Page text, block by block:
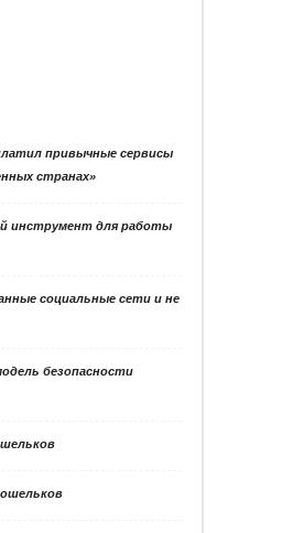
привычные сервисы
странах»
инструмент для работы
социальные сети и не
безопасности